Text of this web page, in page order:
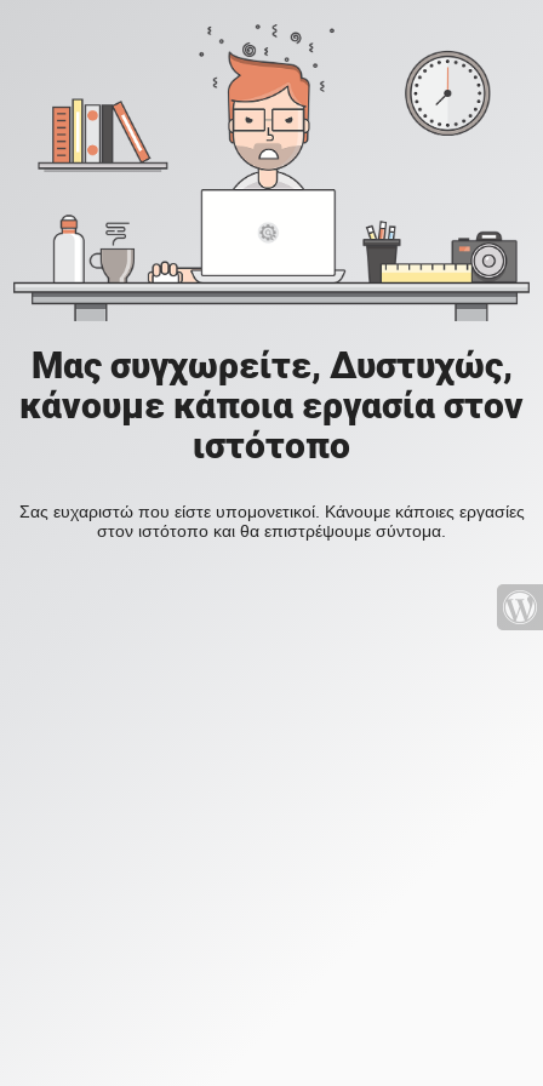
Μας συγχωρείτε, Δυστυχώς,
κάνουμε κάποια εργασία στον
ιστότοπο
Σας ευχαριστώ που είστε υπομονετικοί. Κάνουμε κάποιες εργασίες
στον ιστότοπο και θα επιστρέψουμε σύντομα.